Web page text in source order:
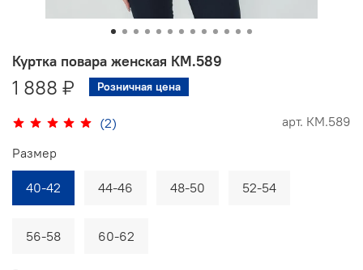
(2) арт. КМ.589
Куртка повара женская КМ.589
1 888 ₽ Розничная цена
Размер
40-42 44-46 48-50 52-54
56-58 60-62